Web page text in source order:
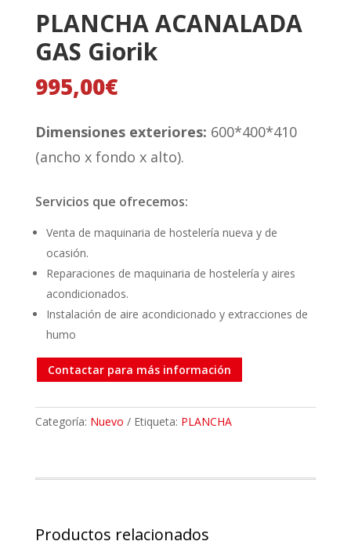
PLANCHA ACANALADA
GAS Giorik
995,00€
Dimensiones exteriores: 600*400*410
(ancho x fondo x alto).
Servicios que ofrecemos:
Venta de maquinaria de hostelería nueva y de
ocasión.
Reparaciones de maquinaria de hostelería y aires
acondicionados.
Instalación de aire acondicionado y extracciones de
humo
Contactar para más información
Categoría: Nuevo Etiqueta: PLANCHA
Productos relacionados